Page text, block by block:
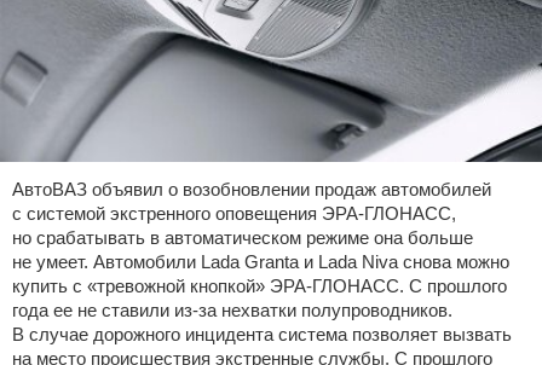
АвтоВАЗ объявил о возобновлении продаж автомобилей
с системой экстренного оповещения ЭРА-ГЛОНАСС,
но срабатывать в автоматическом режиме она больше
не умеет. Автомобили Lada Granta и Lada Niva снова можно
купить с «тревожной кнопкой» ЭРА-ГЛОНАСС. С прошлого
года ее не ставили из-за нехватки полупроводников.
В случае дорожного инцидента система позволяет вызвать
на место происшествия экстренные службы. С прошлого